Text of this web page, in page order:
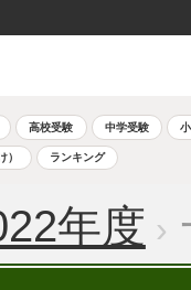
高校受験 中学受験
） ランキング
年度